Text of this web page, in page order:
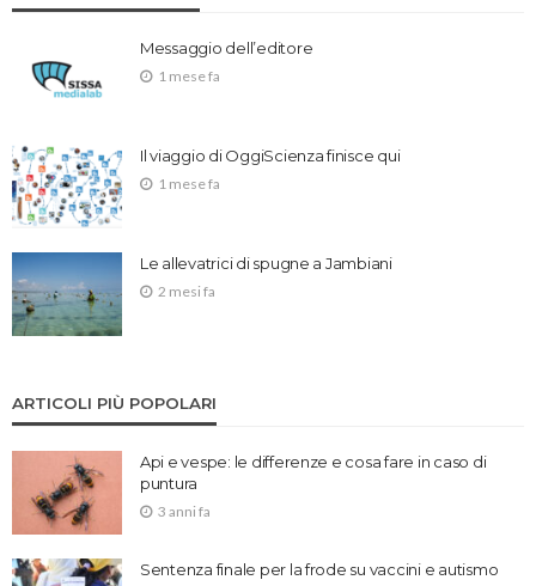
Messaggio dell’editore
1 mese fa
Il viaggio di OggiScienza finisce qui
1 mese fa
Le allevatrici di spugne a Jambiani
2 mesi fa
ARTICOLI PIÙ POPOLARI
Api e vespe: le differenze e cosa fare in caso di
puntura
3 anni fa
Sentenza finale per la frode su vaccini e autismo